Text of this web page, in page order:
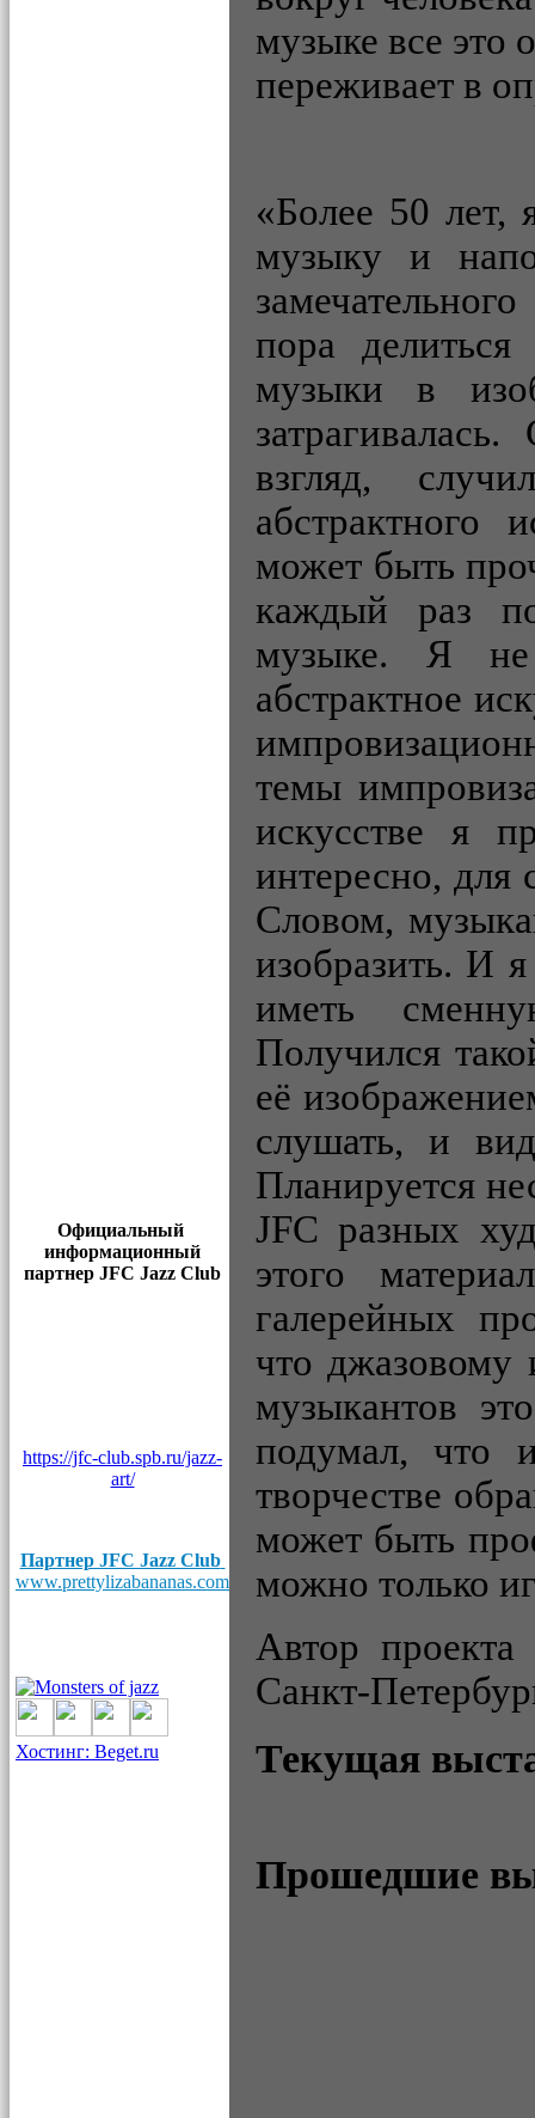
Официальный
информационный
партнер JFC Jazz Club
https://jfc-club.spb.ru/jazz-
art/
Партнер JFC Jazz Club
www.prettylizabananas.com
Хостинг: Beget.ru
музыке все это
переживает в
«Более 50 лет,
музыку и
пора
музыки в
взгляд,
абстрактного
может быть
каждый раз
музыке. Я не
абстрактное
темы
искусстве я
интересно, для
Словом,
изобразить. И
иметь
Получился
её
слушать, и
Планируется
JFC разных
этого
галерейных
что джазовому
музыкантов
подумал, что
творчестве
может быть
можно только
Автор
Санкт-
Текущая
Прошедшие